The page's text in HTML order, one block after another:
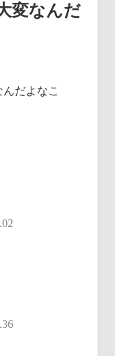
変なんだ